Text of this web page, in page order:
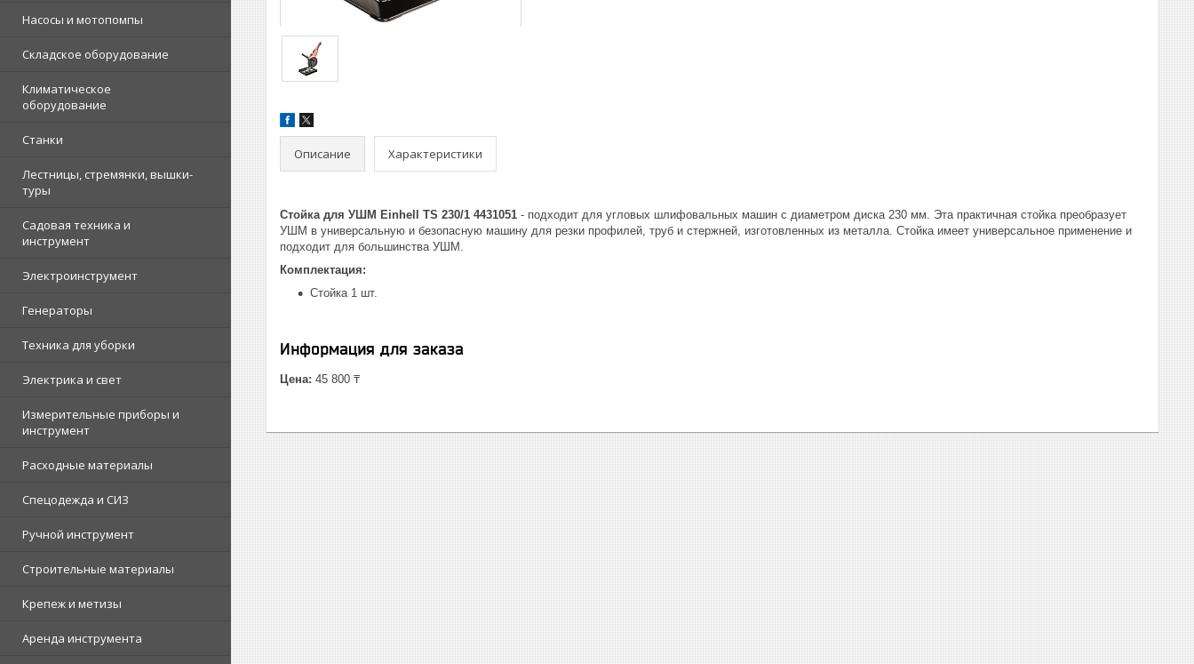
Насосы и мотопомпы
Складское оборудование
Климатическое
оборудование
Станки
Лестницы, стремянки, вышки-
туры
Садовая техника и
инструмент
Электроинструмент
Генераторы
Техника для уборки
Электрика и свет
Измерительные приборы и
инструмент
Расходные материалы
Спецодежда и СИЗ
Ручной инструмент
Строительные материалы
Крепеж и метизы
Аренда инструмента
Описание Характеристики
Стойка для УШМ Einhell TS 230/1 4431051 - подходит для угловых шлифовальных машин с диаметром диска 230 мм. Эта практичная стойка преобразует
УШМ в универсальную и безопасную машину для резки профилей, труб и стержней, изготовленных из металла. Стойка имеет универсальное применение и
подходит для большинства УШМ.
Комплектация:
Стойка 1 шт.
Информация для заказа
Цена: 45 800 ₸